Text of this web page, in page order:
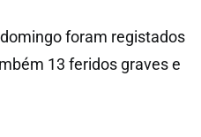
foram registados
13 feridos graves e